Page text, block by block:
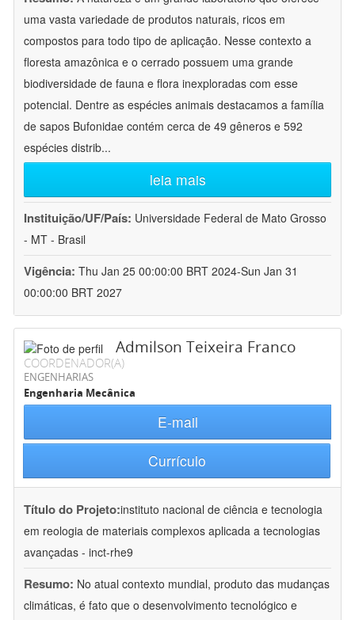
uma vasta variedade de produtos naturais, ricos em
compostos para todo tipo de aplicação. Nesse contexto a
floresta amazônica e o cerrado possuem uma grande
biodiversidade de fauna e flora inexploradas com esse
potencial. Dentre as espécies animais destacamos a família
de sapos Bufonidae contém cerca de 49 gêneros e 592
espécies distrib...
leia mais
Instituição/UF/País: Universidade Federal de Mato Grosso
- MT - Brasil
Vigência: Thu Jan 25 00:00:00 BRT 2024-Sun Jan 31
00:00:00 BRT 2027
Admilson Teixeira Franco
COORDENADOR(A)
ENGENHARIAS
Engenharia Mecânica
E-mail
Currículo
Título do Projeto:instituto nacional de ciência e tecnologia
em reologia de materiais complexos aplicada a tecnologias
avançadas - inct-rhe9
Resumo: No atual contexto mundial, produto das mudanças
climáticas, é fato que o desenvolvimento tecnológico e